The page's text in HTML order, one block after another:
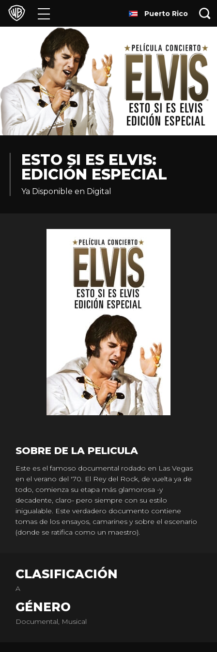
Películas
Series
Juegos y Aplicaciones
Franquicias
Colecciones
Experiencias
Puerto Rico
ESTO SI ES ELVIS:
EDICIÓN ESPECIAL
Ya Disponible en Digital
SOBRE DE LA PELICULA
Este es el famoso documental rodado en Las Vegas
en el verano del '70. El Rey del Rock, de vuelta ya de
todo, comienza su etapa más glamorosa -y
decadente, claro- pero siempre con su estilo
inigualable. Este verdadero documento contiene
tomas de los ensayos, camarines y sobre el escenario
(donde se ratifica como un maestro).
CLASIFICACIÓN
A
GÉNERO
Documental, Musical